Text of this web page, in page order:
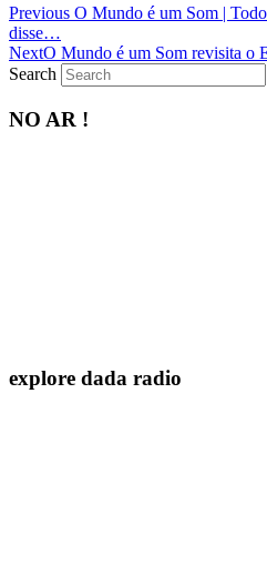
PreviousPrevious
O Mundo é um Som |
disse…
NextNext
post:
O Mundo é um Som revisita o
Search
NO AR !
explore dada radio